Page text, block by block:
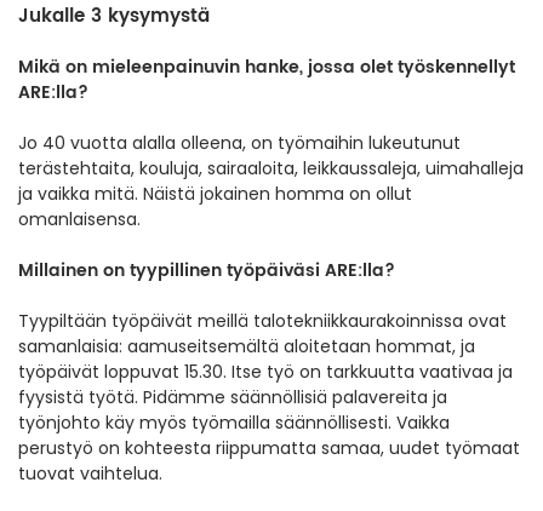
Jukalle 3 kysymystä
Mikä on mieleenpainuvin hanke, jossa olet työskennellyt
ARE:lla?
Jo 40 vuotta alalla olleena, on työmaihin lukeutunut
terästehtaita, kouluja, sairaaloita, leikkaussaleja, uimahalleja
ja vaikka mitä. Näistä jokainen homma on ollut
omanlaisensa.
Millainen on tyypillinen työpäiväsi ARE:lla?
Tyypiltään työpäivät meillä talotekniikkaurakoinnissa ovat
samanlaisia: aamuseitsemältä aloitetaan hommat, ja
työpäivät loppuvat 15.30. Itse työ on tarkkuutta vaativaa ja
fyysistä työtä. Pidämme säännöllisiä palavereita ja
työnjohto käy myös työmailla säännöllisesti. Vaikka
perustyö on kohteesta riippumatta samaa, uudet työmaat
tuovat vaihtelua.